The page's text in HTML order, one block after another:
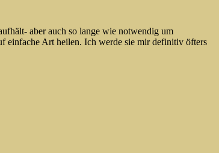
aber auch so lange wie notwendig um
einfache Art heilen. Ich werde sie mir definitiv öfters